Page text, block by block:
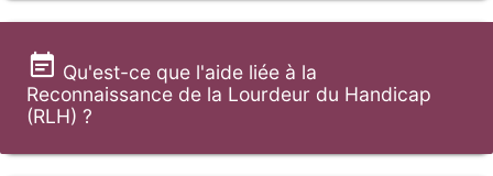
Qu'est-ce que l'aide liée à la
Reconnaissance de la Lourdeur du Handicap
(RLH) ?